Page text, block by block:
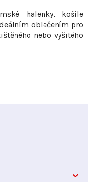
halenky, košile
oblečením pro
nebo vyšitého